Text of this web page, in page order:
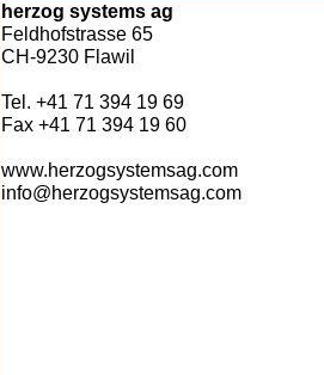
herzog systems ag
Feldhofstrasse 65
CH-9230 Flawil
Tel. +41 71 394 19 69
Fax +41 71 394 19 60
www.herzogsystemsag.com
info@herzogsystemsag.com